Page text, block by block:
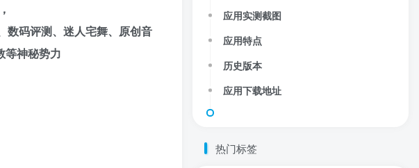
数码评测、迷人宅舞、原创音
等神秘势力
应用实测截图
应用特点
历史版本
应用下载地址
热门标签
扫码登录